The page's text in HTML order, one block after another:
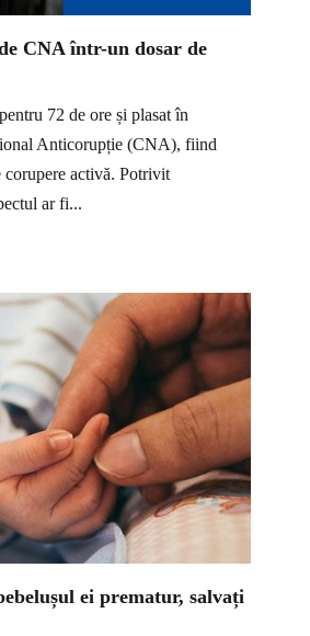
CNA într-un dosar de
72 de ore și plasat în
Anticorupție (CNA), fiind
corupere activă. Potrivit
ar fi...
ei prematur, salvați